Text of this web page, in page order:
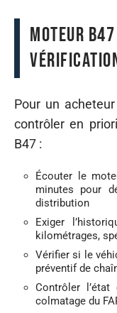
Moteur
Pour un
contrôler en
B47 :
Écouter le
minutes pour
distribution
Exiger
kilométrages,
Vérifier si le
préventif de
Contrôler
colmatage du